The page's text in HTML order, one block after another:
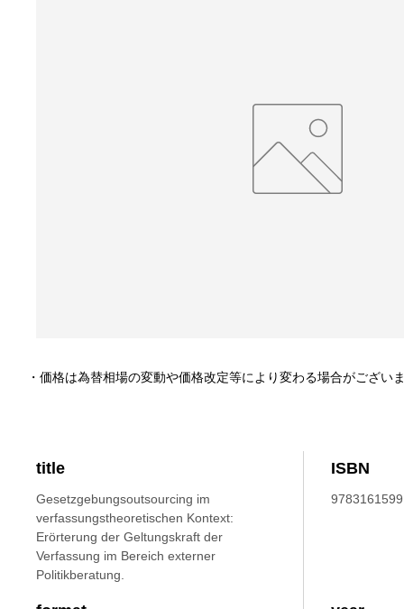
title
Gesetzgebungsoutsourcing im
verfassungstheoretischen Kontext:
Erörterung der Geltungskraft der
Verfassung im Bereich externer
Politikberatung.
ISBN
・価格は為替相場の変動や価格改定等により変わる場合がござい